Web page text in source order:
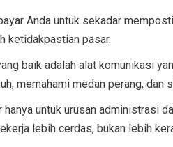
Anda untuk sekadar
ketidakpastian pasar.
baik adalah alat komunikasi
memahami medan perang, dan
untuk urusan administrasi
lebih cerdas, bukan lebih